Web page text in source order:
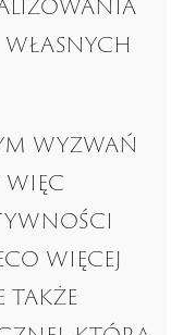
wyzwań
więc
więcej
także